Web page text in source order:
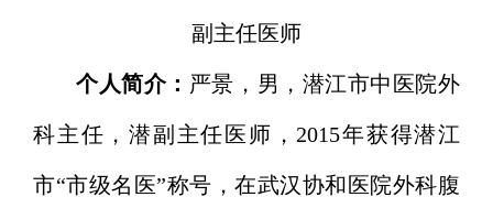
副主任医师
个人简介： 严景，男，潜江市中医院外
科主任，潜副主任医师，2015年获得潜江
市“市级名医”称号，在武汉协和医院外科腹